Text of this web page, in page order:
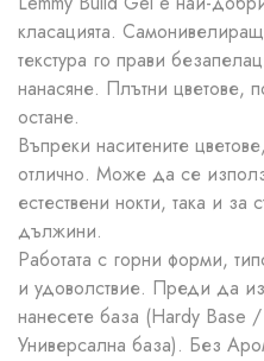
класацията.
текстура го прави
нанасяне. Плътни цветове,
остане.
Въпреки наситените
отлично. Може да се
естествени нокти, така и
дължини.
Работата с горни форми,
и удоволствие. Преди да
нанесете база (Hardy Base
Универсална база). Без